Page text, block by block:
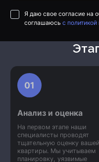
Я даю свое согласие на
соглашаюсь с
01
Анализ и оценка
На первом этапе наши
специалисты проводят
тщательную оценку вашей
квартиры. Мы учитываем
планировку, уязвимые